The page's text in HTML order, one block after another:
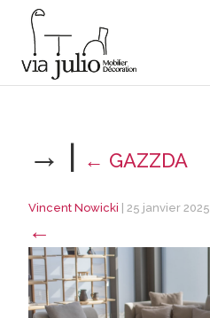
→ | ← GAZZDA
Vincent Nowicki 25 janvier 2025
←